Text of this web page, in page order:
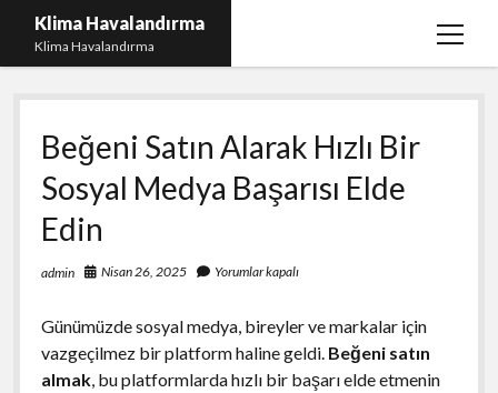
Klima Havalandırma
Klima Havalandırma
menüyü
Bedava Tiktok Takipçi Çoğaltma
Igtv Beğeni Gönderme Parasız
iPhone Instagram Gizli Hesap Görme Ücretsiz
Liste
Sayfa Listesi
Beğeni Satın Alarak Hızlı Bir
Sosyal Medya Başarısı Elde
Edin
admin Nisan 26, 2025 Yorumlar kapalı
Günümüzde sosyal medya, bireyler ve markalar için
vazgeçilmez bir platform haline geldi. Beğeni satın
almak, bu platformlarda hızlı bir başarı elde etmenin